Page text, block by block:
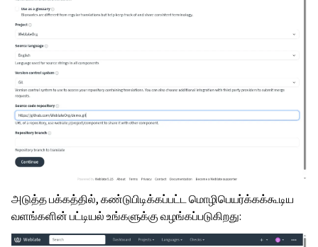
அடுத்த பக்கத்தில், கண்டுபிடிக்கப்பட்ட மொழிபெயர்க்கக்கூடிய
வளங்களின் பட்டியல் உங்களுக்கு வழங்கப்படுகிறது: